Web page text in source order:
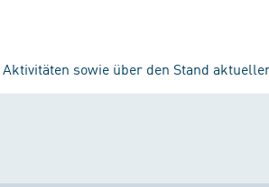
sowie über den Stand